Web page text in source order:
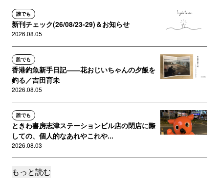
誰でも
新刊チェック(26/08/23-29)＆お知らせ
2026.08.05
誰でも
香港釣魚新手日記――花おじいちゃんの夕飯を
釣る／吉田育未
2026.08.05
誰でも
ときわ書房志津ステーションビル店の閉店に際
しての、個人的なあれやこれや...
2026.08.03
誰でも
もっと読む